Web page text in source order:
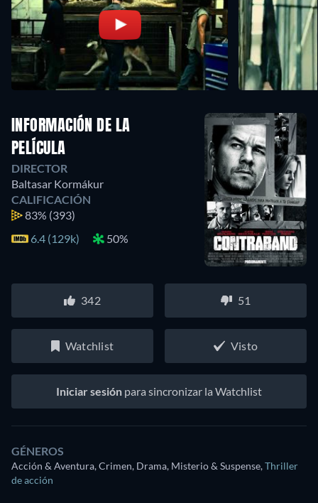
INFORMACIÓN DE LA
PELÍCULA
DIRECTOR
Baltasar Kormákur
CALIFICACIÓN
83% (393)
6.4 (129k)
50%
342 51
Watchlist Visto
Iniciar sesión para sincronizar la Watchlist
GÉNEROS
Acción & Aventura, Crimen, Drama, Misterio & Suspense,Thriller
de acción